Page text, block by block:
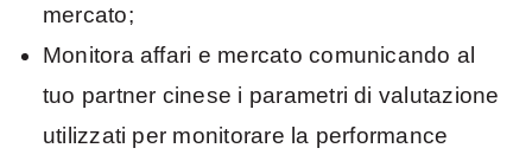
mercato;
Monitora affari e mercato comunicando al
tuo partner cinese i parametri di valutazione
utilizzati per monitorare la performance